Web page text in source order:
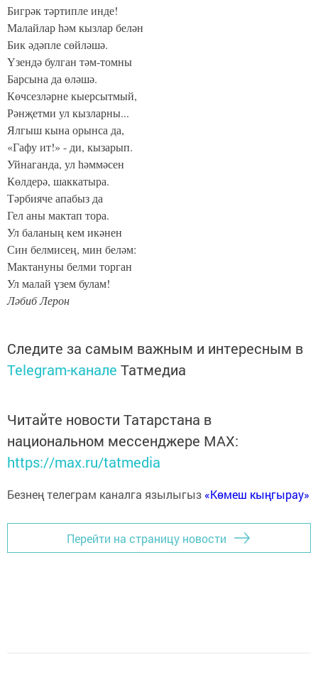
Бигрәк тәртипле инде!
Малайлар һәм кызлар белән
Бик әдәпле сөйләшә.
Үзендә булган тәм-томны
Барсына да өләшә.
Көчсезләрне кыерсытмый,
Рәнҗетми ул кызларны...
Ялгыш кына орынса да,
«Гафу ит!» - ди, кызарып.
Уйнаганда, ул һәммәсен
Көлдерә, шаккатыра.
Тәрбияче апабыз да
Гел аны мактап тора.
Ул баланың кем икәнен
Син белмисең, мин беләм:
Мактануны белми торган
Ул малай үзем булам!
Ләбиб Лерон
Следите за самым важным и интересным в
Telegram-канале Татмедиа
Читайте новости Татарстана в
национальном мессенджере MАХ:
https://max.ru/tatmedia
Безнең телеграм каналга язылыгыз «Көмеш кыңгырау»
Перейти на страницу новости